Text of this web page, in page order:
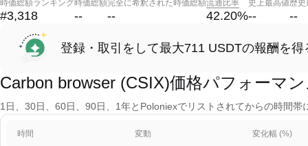
時価総額ランキング
#3,318
時価総額
--
完全に希釈された時価総額
--
流通比率
42.20%
史上最高値
--
歴史
--
登録・取引をして最大711 USDTの報酬を得
Carbon browser (CSIX)価格パフォーマ
1日、30日、60日、90日、1年とPoloniexでリストされてからの時間
時間 変動 変化幅 (%)